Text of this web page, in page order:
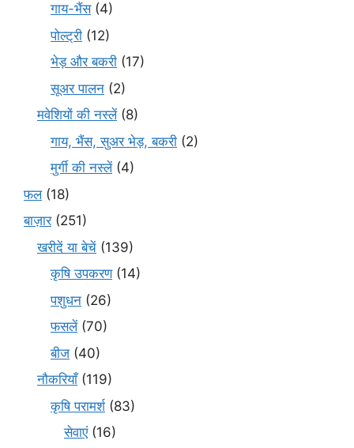
गाय-भैंस(4)
पोल्ट्री (12)
भेड़ और बकरी (17)
सूअर पालन (2)
मवेशियों की नस्लें(8)
गाय, भैंस, सुअर भेड़, बकरी (2)
मुर्गी की नस्लें(4)
फल(18)
बाज़ार(251)
खरीदें या बेचें (139)
कृषि उपकरण(14)
पशुधन (26)
फसलें(70)
बीज (40)
नौकरियाँ(119)
कृषि परामर्श(83)
सेवाएं(16)